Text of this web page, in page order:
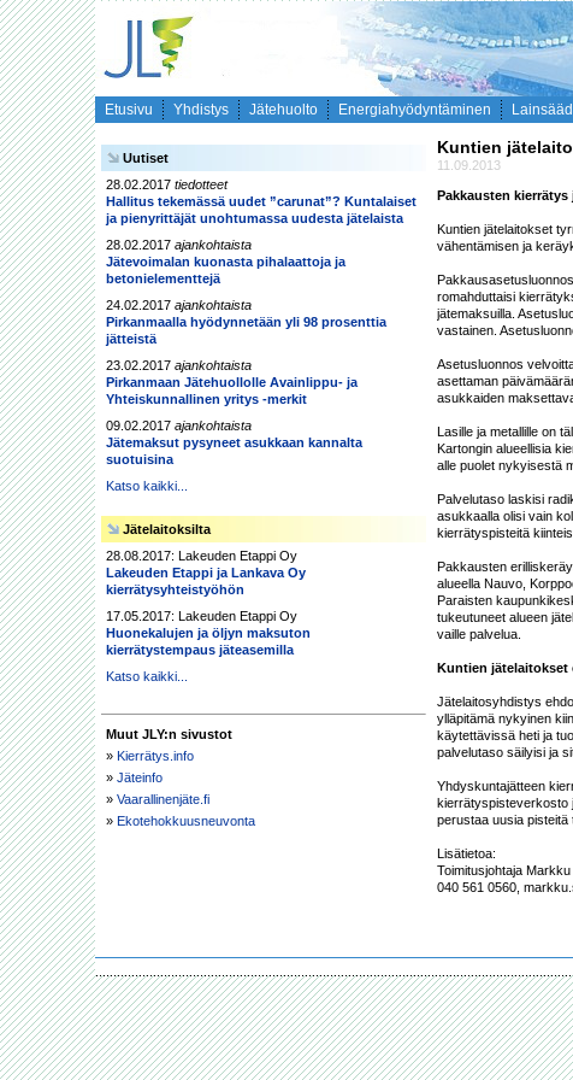
Etusivu Yhdistys Jätehuolto Energiahyödyntäminen
Uutiset
28.02.2017 tiedotteet
Hallitus tekemässä uudet ”carunat”? Kuntalaiset
ja pienyrittäjät unohtumassa uudesta jätelaista
28.02.2017 ajankohtaista
Jätevoimalan kuonasta pihalaattoja ja
betonielementtejä
24.02.2017 ajankohtaista
Pirkanmaalla hyödynnetään yli 98 prosenttia
jätteistä
23.02.2017 ajankohtaista
Pirkanmaan Jätehuollolle Avainlippu- ja
Yhteiskunnallinen yritys -merkit
09.02.2017 ajankohtaista
Jätemaksut pysyneet asukkaan kannalta
suotuisina
Katso kaikki...
Jätelaitoksilta
28.08.2017: Lakeuden Etappi Oy
Lakeuden Etappi ja Lankava Oy
kierrätysyhteistyöhön
17.05.2017: Lakeuden Etappi Oy
Huonekalujen ja öljyn maksuton
kierrätystempaus jäteasemilla
Katso kaikki...
Muut JLY:n sivustot
» Kierrätys.info
» Jäteinfo
» Vaarallinenjäte.fi
» Ekotehokkuusneuvonta
Kuntien
11.09.2013
Pakkausten kierrätys
Kuntien jätelaitokset
vähentämisen ja
romahduttaisi
jätemaksuilla.
vastainen.
Asetusluonnos
asettaman
asukkaiden
Lasille ja metallille on
Kartongin alueellisia
alle puolet nykyisestä
Palvelutaso laskisi
asukkaalla olisi vain
kierrätyspisteitä
Pakkausten
alueella Nauvo,
Paraisten
tukeutuneet alueen
vaille palvelua.
Kuntien jätelaitokset
Jätelaitosyhdistys
ylläpitämä nykyinen
käytettävissä heti ja
palvelutaso säilyisi ja
Yhdyskuntajätteen
kierrätyspisteverkosto
perustaa uusia pisteitä
Lisätietoa:
Toimitusjohtaja Markku